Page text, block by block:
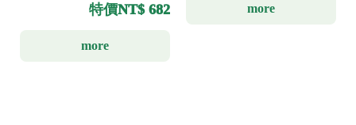
特價NT$ 682
more
more